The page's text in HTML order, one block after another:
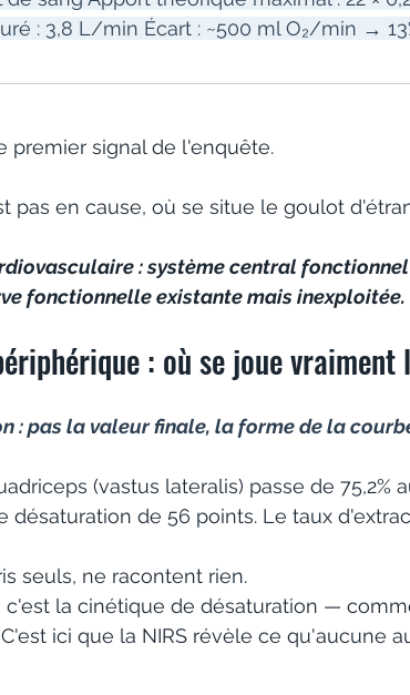
: 3,8 L/min Écart : ~500 ml O₂/min →
premier signal de l'enquête.
pas en cause, où se situe le goulot
: système central
fonctionnelle existante mais inexploitée.
: où se joue
: pas la valeur finale, la forme de la
(vastus lateralis) passe de 75,2%
désaturation de 56 points. Le taux
seuls, ne racontent rien.
c'est la cinétique de désaturation —
ici que la NIRS révèle ce qu'aucune